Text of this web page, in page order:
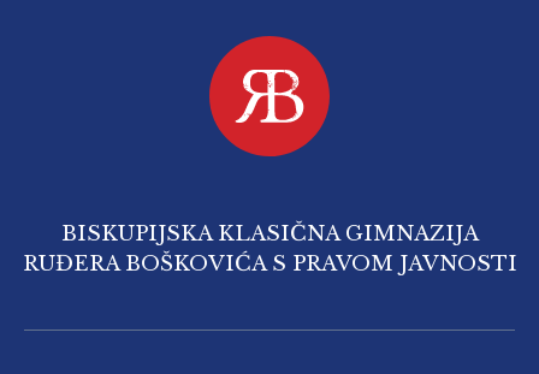
BISKUPIJSKA KLASIČNA GIMNAZIJA
RUĐERA BOŠKOVIĆA S PRAVOM JAVNOSTI